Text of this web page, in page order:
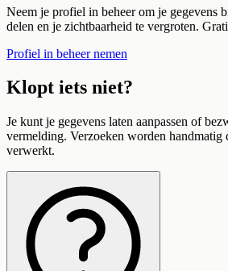
Neem je profiel in beheer om je gegevens
delen en je zichtbaarheid te vergroten.
Profiel in beheer nemen
Klopt iets niet?
Je kunt je gegevens laten aanpassen of
vermelding. Verzoeken worden handmatig
verwerkt.